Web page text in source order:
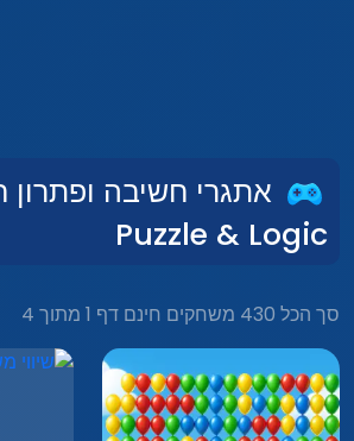
אתגרי חשיבה ופתרון
Puzzle & Logic
סך הכל 430 משחקים חינם דף 1 מתוך 4